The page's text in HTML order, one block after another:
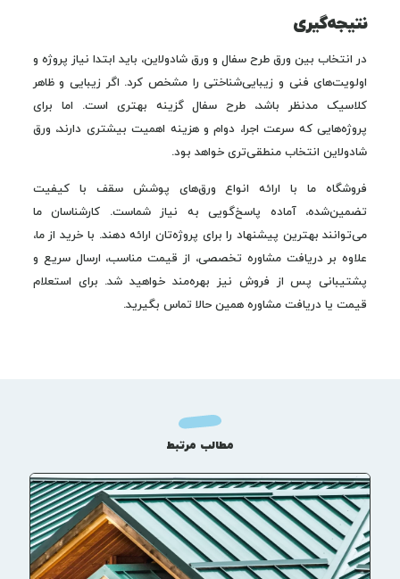
نتیجه‌گیری
در انتخاب بین ورق طرح سفال و ورق شادولاین، باید ابتدا نیاز پروژه و
اولویت‌های فنی و زیبایی‌شناختی را مشخص کرد. اگر زیبایی و ظاهر
کلاسیک مدنظر باشد، طرح سفال گزینه بهتری است. اما برای
پروژه‌هایی که سرعت اجرا، دوام و هزینه اهمیت بیشتری دارند، ورق
شادولاین انتخاب منطقی‌تری خواهد بود.
فروشگاه ما با ارائه انواع ورق‌های پوشش سقف با کیفیت
تضمین‌شده، آماده پاسخ‌گویی به نیاز شماست. کارشناسان ما
می‌توانند بهترین پیشنهاد را برای پروژه‌تان ارائه دهند. با خرید از ما،
علاوه بر دریافت مشاوره تخصصی، از قیمت مناسب، ارسال سریع و
پشتیبانی پس از فروش نیز بهره‌مند خواهید شد. برای استعلام
قیمت یا دریافت مشاوره همین حالا تماس بگیرید.
مطالب مرتبط